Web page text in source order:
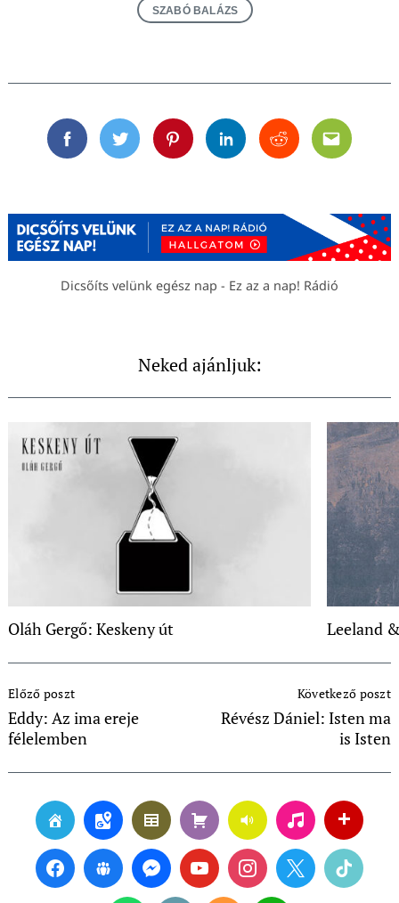
SZABÓ BALÁZS
FacebookTwitterPinterestLinkedinRedditEmail
Dicsőíts velünk egész nap - Ez az a nap! Rádió
Neked ajánljuk:
Oláh Gergő: Keskeny út Leeland
Navigation
Előző poszt
Eddy: Az ima ereje
félelemben
Következő poszt
Révész Dániel: Isten ma
is Isten